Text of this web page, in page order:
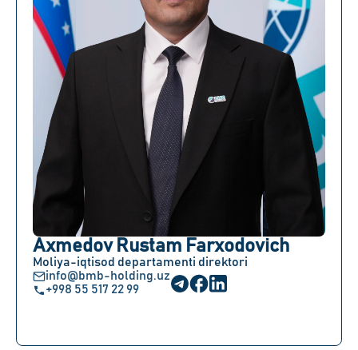
Axmedov Rustam Farxodovich
Moliya-iqtisod departamenti direktori
info@bmb-holding.uz
+998 55 517 22 99